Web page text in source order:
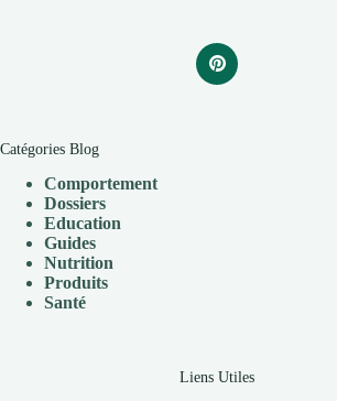
Catégories Blog
Comportement
Dossiers
Education
Guides
Nutrition
Produits
Santé
Liens Utiles